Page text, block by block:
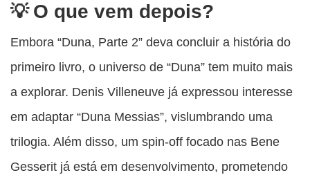
O que vem depois?
Embora “Duna, Parte 2” deva concluir a história do
primeiro livro, o universo de “Duna” tem muito mais
a explorar. Denis Villeneuve já expressou interesse
em adaptar “Duna Messias”, vislumbrando uma
trilogia. Além disso, um spin-off focado nas Bene
Gesserit já está em desenvolvimento, prometendo